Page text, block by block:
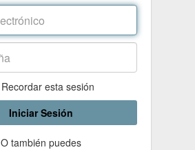
Recordar esta sesión
Iniciar Sesión
O también puedes